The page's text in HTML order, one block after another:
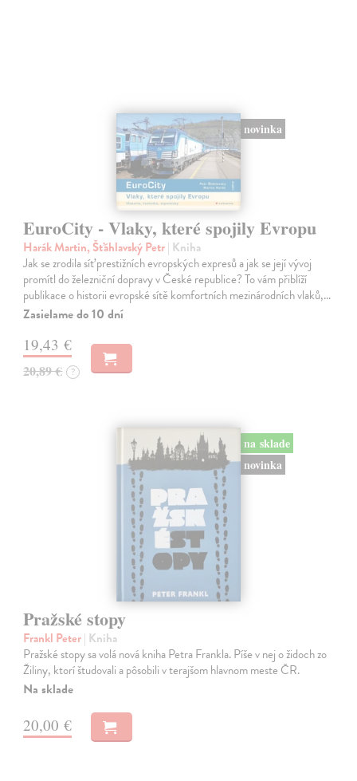
novinka
EuroCity - Vlaky, které spojily Evropu
Harák Martin, Šťáhlavský Petr| Kniha
Jak se zrodila síť prestižních evropských expresů a jak se její vývoj
promítl do železniční dopravy v České republice? To vám přiblíží
publikace o historii evropské sítě komfortních mezinárodních vlaků,…
Zasielame do 10 dní
19,43 €
20,89 € ?
na sklade
novinka
Pražské stopy
Frankl Peter| Kniha
Pražské stopy sa volá nová kniha Petra Frankla. Píše v nej o židoch zo
Žiliny, ktorí študovali a pôsobili v terajšom hlavnom meste ČR.
Na sklade
20,00 €